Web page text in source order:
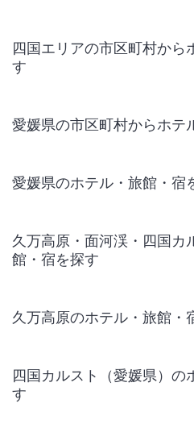
四国エリアの市区町村から
す
愛媛県の市区町村からホテ
愛媛県のホテル・旅館・宿
久万高原・面河渓・四国カ
館・宿を探す
久万高原のホテル・旅館・
四国カルスト（愛媛県）の
す